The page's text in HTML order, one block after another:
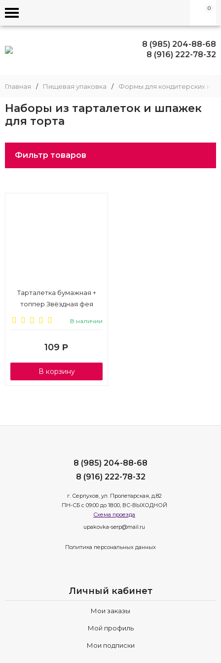
0
8 (985) 204-88-68
8 (916) 222-78-32
Главная / Пищевая упаковка / Формы для кондитерских
Наборы из тарталеток и шпажек
для торта
Фильтр товаров
Тарталетка бумажная +
топпер Звёздная фея
В наличии
109 Р
В корзину
8 (985) 204-88-68
8 (916) 222-78-32
г. Серпухов, ул. Пролетарская, д.82
ПН-СБ с 09:00 до 18:00, ВС-ВЫХОДНОЙ
Схема проезда
upakovka-serp@mail.ru
Политика персональных данных
Личный кабинет
Мои заказы
Мой профиль
Мои подписки